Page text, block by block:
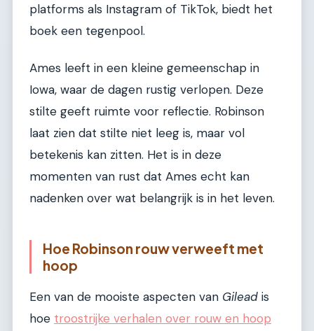
platforms als Instagram of TikTok, biedt het
boek een tegenpool.
Ames leeft in een kleine gemeenschap in
Iowa, waar de dagen rustig verlopen. Deze
stilte geeft ruimte voor reflectie. Robinson
laat zien dat stilte niet leeg is, maar vol
betekenis kan zitten. Het is in deze
momenten van rust dat Ames echt kan
nadenken over wat belangrijk is in het leven.
Hoe Robinson rouw verweeft met
hoop
Een van de mooiste aspecten van Gilead is
hoe troostrijke verhalen over rouw en hoop